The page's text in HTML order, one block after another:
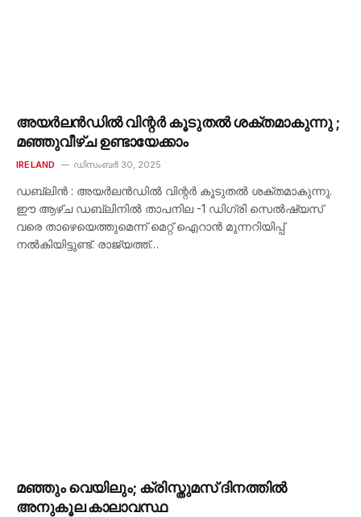
അയര്‍ലൻഡില്‍ വിന്റര്‍ കൂടുതല്‍ ശക്തമാകുന്നു ;
മഞ്ഞുവീഴ്ച ഉണ്ടായേക്കാം
IRELAND ഡിസംബർ 30, 2025
ഡബ്ലിന്‍ : അയര്‍ലൻഡില്‍ വിന്റര്‍ കൂടുതല്‍ ശക്തമാകുന്നു.
ഈ ആഴ്ച ഡബ്ലിനില്‍ താപനില -1 ഡിഗ്രി സെല്‍ഷ്യസ്
വരെ താഴെയെത്തുമെന്ന് മെറ്റ് ഐറാന്‍ മുന്നറിയിപ്പ്
നല്‍കിയിട്ടുണ്ട്. രാജ്യത്ത്…
മഞ്ഞും വെയിലും; ക്രിസ്തുമസ് ദിനത്തിൽ
അനുകൂല കാലാവസ്ഥ